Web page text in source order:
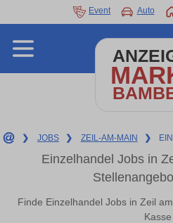
Event Auto
❯ JOBS ❯ ZEIL-AM-MAIN ❯
Einzelhandel Jobs in
Finde Einzelhandel Jobs in Zeil
Kasse